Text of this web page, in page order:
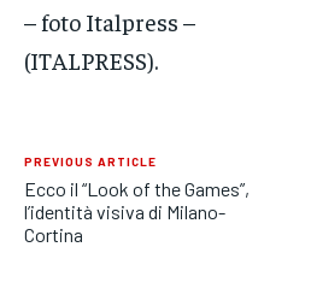
– foto Italpress –
(ITALPRESS).
PREVIOUS ARTICLE
Ecco il “Look of the Games”,
l’identità visiva di Milano-
Cortina